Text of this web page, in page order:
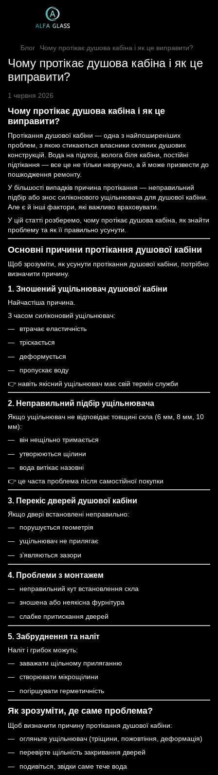
Блог Чому протікає душова кабіна і як це виправити?
Чому протікає душова кабіна і як це
виправити?
1 червня 2026
Чому протікає душова кабіна і як це
виправити?
Протікання душової кабіни — одна з найпоширеніших
проблем, з якою стикаються власники скляних душових
конструкцій. Вода на підлозі, волога біля кабіни, постійні
підтікання — все це не тільки незручно, а й може призвести до
пошкодження ремонту.
У більшості випадків причина протікання — неправильний
підбір або знос силіконового ущільнювача для душової кабіни.
Але є й інші фактори, які важливо враховувати.
У цій статті розберемо, чому протікає душова кабіна, як знайти
проблему та як її правильно усунути.
Основні причини протікання душової кабіни
Щоб зрозуміти, як усунути протікання душової кабіни, потрібно
визначити причину.
1. Зношений ущільнювач душової кабіни
Найчастіша причина.
З часом силіконовий ущільнювач:
втрачає еластичність
тріскається
деформується
пропускає воду
👉 навіть якісний ущільнювач має свій термін служби
2. Неправильний підбір ущільнювача
Якщо ущільнювач не відповідає товщині скла (6 мм, 8 мм, 10
мм):
він нещільно тримається
утворюються щілини
вода витікає назовні
👉 це часта проблема після самостійної покупки
3. Перекіс дверей душової кабіни
Якщо двері встановлені неправильно:
порушується геометрія
ущільнювач не прилягає
з’являються зазори
4. Проблеми з монтажем
неправильний кут встановлення скла
зношена або неякісна фурнітура
слабке притискання дверей
5. Забруднення та наліт
Наліт і грибок можуть:
заважати щільному приляганню
створювати мікрощілини
погіршувати герметичність
Як зрозуміти, де саме проблема?
Щоб визначити причину протікання душової кабіни:
огляньте ущільнювач (тріщини, пожовтіння, деформація)
перевірте щільність закривання дверей
подивіться, звідки саме тече вода